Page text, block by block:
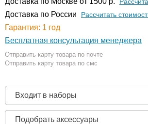
Доставка по России Рассчитать
Гарантия: 1 год
Бесплатная консультация менеджера
Отправить карту товара по почте
Отправить карту товара по смс
Входит в наборы
Подобрать аксессуары